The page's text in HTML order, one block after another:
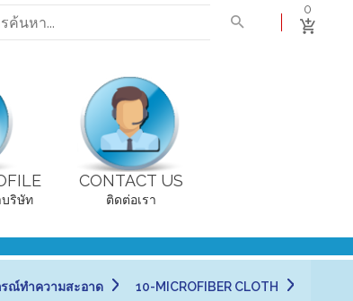
0
บริษัท
CONTACT US
ติดต่อเรา
รณ์ทำความสะอาด
10-MICROFIBER CLOTH